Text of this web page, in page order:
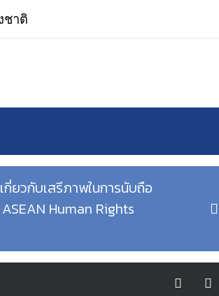
ชาติ
ยวกับเสรีภาพในการนับถือ
Human Rights